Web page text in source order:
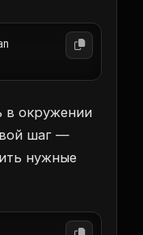
в окружении
шаг —
нужные